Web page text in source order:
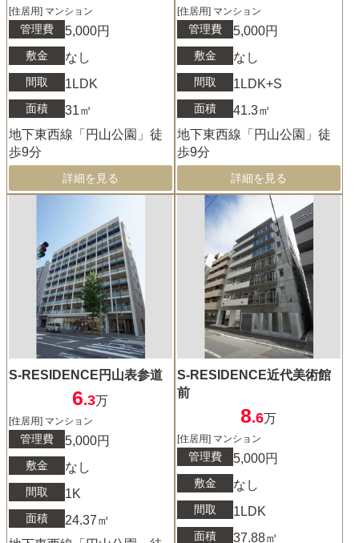
[住居用] マンション
管理費 5,000円
敷金 なし
間取 1LDK
面積
31㎡
地下東西線「円山公園」徒
歩9分
詳細を見る
[住居用] マンション
管理費 5,000円
敷金 なし
間取 1LDK+S
面積
41.3㎡
地下東西線「円山公園」徒
歩9分
詳細を見る
S-RESIDENCE円山表参道
6.3万
[住居用] マンション
管理費 5,000円
敷金 なし
間取 1K
面積
24.37㎡
S-RESIDENCE近代美術館
前
8.6万
[住居用] マンション
管理費 5,000円
敷金 なし
間取 1LDK
面積
37.88㎡